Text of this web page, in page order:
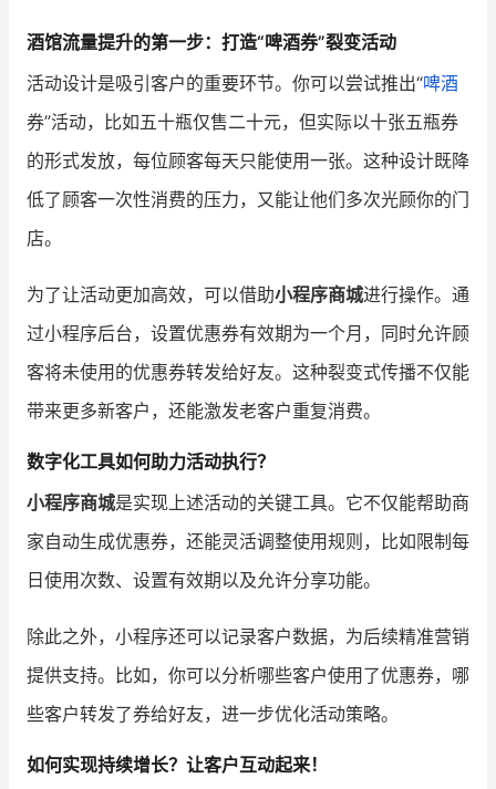
私域课程 新零售内参
增长俱乐部 有赞商盟
商家社区 社群交流
入驻有赞 认证代理商
有赞云 数据通服务
酒馆流量提升的第一步：打造“啤酒券”裂变活动
活动设计是吸引客户的重要环节。你可以尝试推出“啤酒
券”活动，比如五十瓶仅售二十元，但实际以十张五瓶券
的形式发放，每位顾客每天只能使用一张。这种设计既降
低了顾客一次性消费的压力，又能让他们多次光顾你的门
店。
为了让活动更加高效，可以借助小程序商城进行操作。通
过小程序后台，设置优惠券有效期为一个月，同时允许顾
客将未使用的优惠券转发给好友。这种裂变式传播不仅能
带来更多新客户，还能激发老客户重复消费。
数字化工具如何助力活动执行？
小程序商城是实现上述活动的关键工具。它不仅能帮助商
家自动生成优惠券，还能灵活调整使用规则，比如限制每
日使用次数、设置有效期以及允许分享功能。
除此之外，小程序还可以记录客户数据，为后续精准营销
提供支持。比如，你可以分析哪些客户使用了优惠券，哪
些客户转发了券给好友，进一步优化活动策略。
如何实现持续增长？让客户互动起来！